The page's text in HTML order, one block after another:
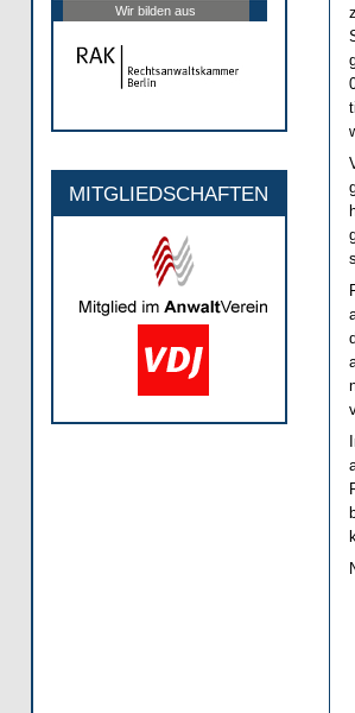
Wir bilden aus
MITGLIEDSCHAFTEN